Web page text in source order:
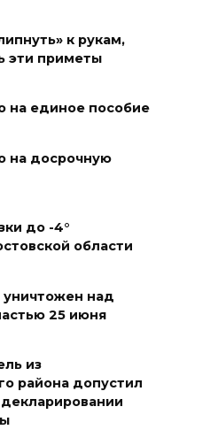
области
и 30
из-за
сбили
к рукам,
эти приметы
на единое пособие
на досрочную
до -4°
области
над
25 июня
из
района допустил